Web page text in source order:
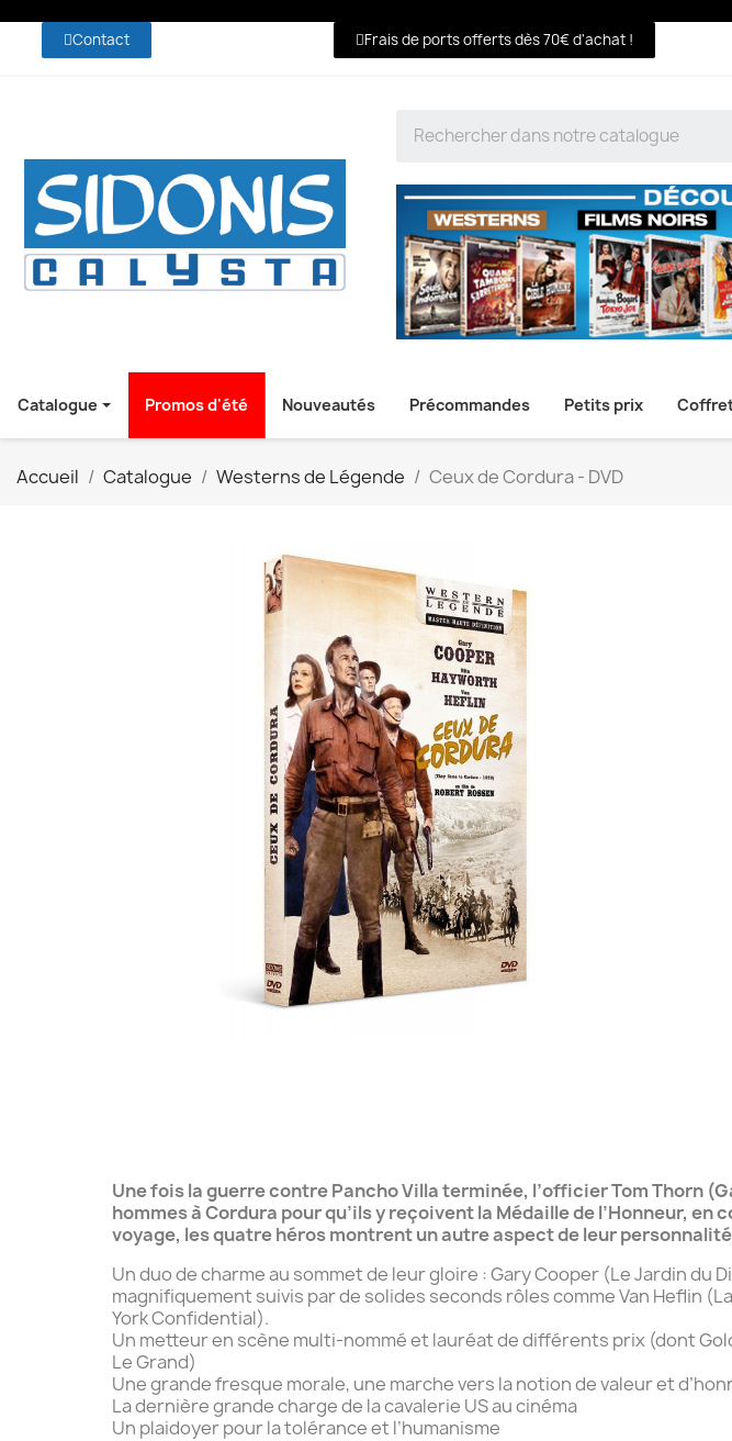
Contact Frais de ports offerts dès 70€ d'achat !
Catalogue Promos d'été Nouveautés Précommandes Petits prix
Accueil Catalogue Westerns de Légende Ceux de Cordura - DVD
Une fois la guerre contre Pancho Villa terminée, l’officier Tom Thorn
hommes à Cordura pour qu’ils y reçoivent la Médaille de l’Honneur,
voyage, les quatre héros montrent un autre aspect de leur
Un duo de charme au sommet de leur gloire : Gary Cooper (Le Jardin du
magnifiquement suivis par de solides seconds rôles comme Van Heflin
York Confidential).
Un metteur en scène multi-nommé et lauréat de différents prix (dont
Le Grand)
Une grande fresque morale, une marche vers la notion de valeur et
La dernière grande charge de la cavalerie US au cinéma
Un plaidoyer pour la tolérance et l’humanisme